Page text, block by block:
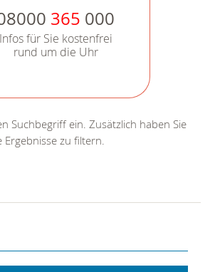
365 000
Infos für Sie kostenfrei
rund um die Uhr
Suchbegriff ein. Zusätzlich haben Sie
Ergebnisse zu filtern.